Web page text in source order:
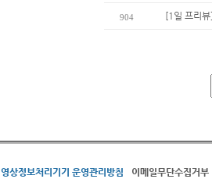
904 [1일 프리
영상정보처리기기 운영관리방침 이메일무단수집거부